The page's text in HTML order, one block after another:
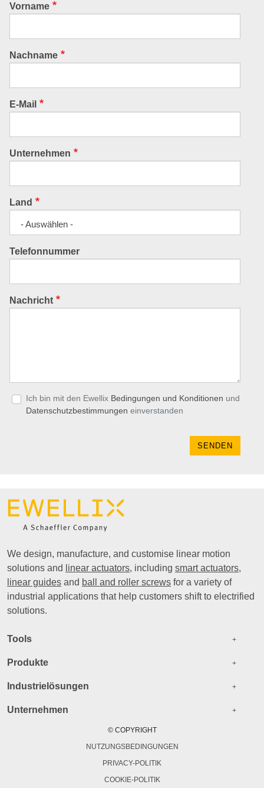
Vorname
Nachname
E-Mail
Unternehmen
Land
- Auswählen -
Telefonnummer
Nachricht
Privacy policy
Ich bin mit den Ewellix Bedingungen und Konditionen und
Datenschutzbestimmungen einverstanden
SENDEN
We design, manufacture, and customise linear motion
solutions and
linear actuators, including smart actuators,
linear guides and ball and roller screws for a variety of
industrial applications that help customers shift to electrified
solutions.
Footer menu EN
Tools +
Produkte +
Industrielösungen +
Unternehmen +
© COPYRIGHT
NUTZUNGSBEDINGUNGEN
PRIVACY-POLITIK
COOKIE-POLITIK